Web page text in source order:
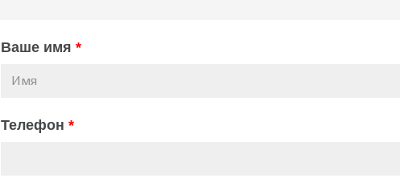
Ваше имя *
Телефон *